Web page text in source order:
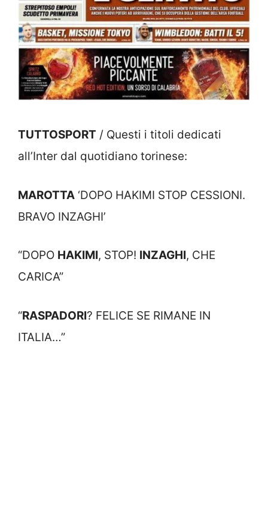
TUTTOSPORT / Questi i titoli dedicati
all’Inter dal quotidiano torinese:
MAROTTA ‘DOPO HAKIMI STOP CESSIONI.
BRAVO INZAGHI’
“DOPO HAKIMI, STOP! INZAGHI, CHE
CARICA”
“RASPADORI? FELICE SE RIMANE IN
ITALIA…”